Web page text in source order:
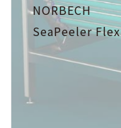
NORBECH
SeaPeeler Flex